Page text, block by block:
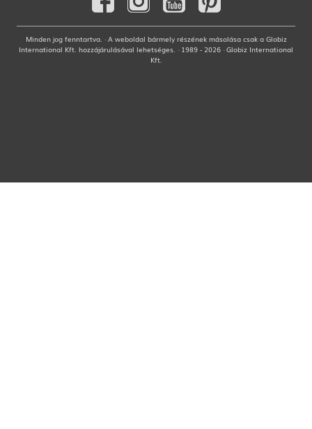
Minden jog fenntartva. · A weboldal bármely részének másolása csak a Globiz
International Kft. hozzájárulásával lehetséges. · 1989 - 2026 · Globiz International
Kft.